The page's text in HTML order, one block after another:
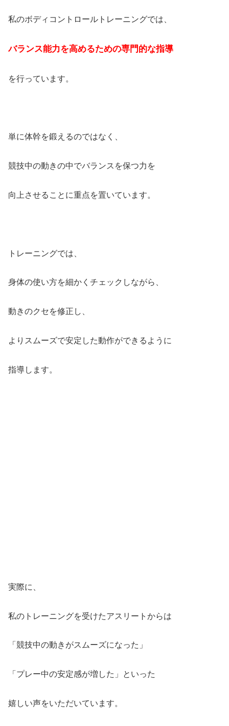
私のボディコントロールトレーニングでは、
バランス能力を高めるための専門的な指導
を行っています。
単に体幹を鍛えるのではなく、
競技中の動きの中でバランスを保つ力を
向上させることに重点を置いています。
トレーニングでは、
身体の使い方を細かくチェックしながら、
動きのクセを修正し、
よりスムーズで安定した動作ができるように
指導します。
実際に、
私のトレーニングを受けたアスリートからは
「競技中の動きがスムーズになった」
「プレー中の安定感が増した」といった
嬉しい声をいただいています。